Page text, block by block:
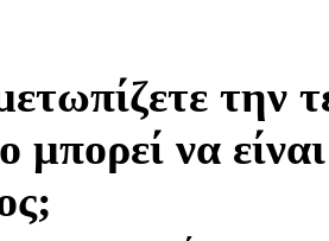
την
μπορεί να